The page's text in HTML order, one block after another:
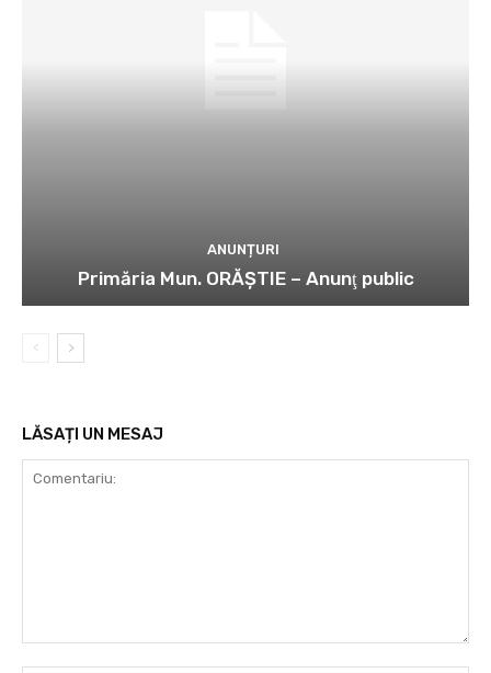
ANUNȚURI
Primăria Mun. ORĂȘTIE – Anunţ public
LĂSAȚI UN MESAJ